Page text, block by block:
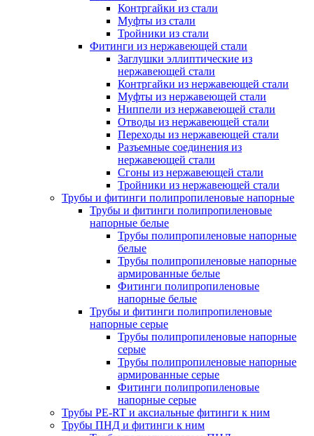
Контргайки из стали
Муфты из стали
Тройники из стали
Фитинги из нержавеющей стали
Заглушки эллиптические из
нержавеющей стали
Контргайки из нержавеющей стали
Муфты из нержавеющей стали
Ниппели из нержавеющей стали
Отводы из нержавеющей стали
Переходы из нержавеющей стали
Разъемные соединения из
нержавеющей стали
Сгоны из нержавеющей стали
Тройники из нержавеющей стали
Трубы и фитинги полипропиленовые напорные
Трубы и фитинги полипропиленовые
напорные белые
Трубы полипропиленовые напорные
белые
Трубы полипропиленовые напорные
армированные белые
Фитинги полипропиленовые
напорные белые
Трубы и фитинги полипропиленовые
напорные серые
Трубы полипропиленовые напорные
серые
Трубы полипропиленовые напорные
армированные серые
Фитинги полипропиленовые
напорные серые
Трубы PE-RT и аксиальные фитинги к ним
Трубы ПНД и фитинги к ним